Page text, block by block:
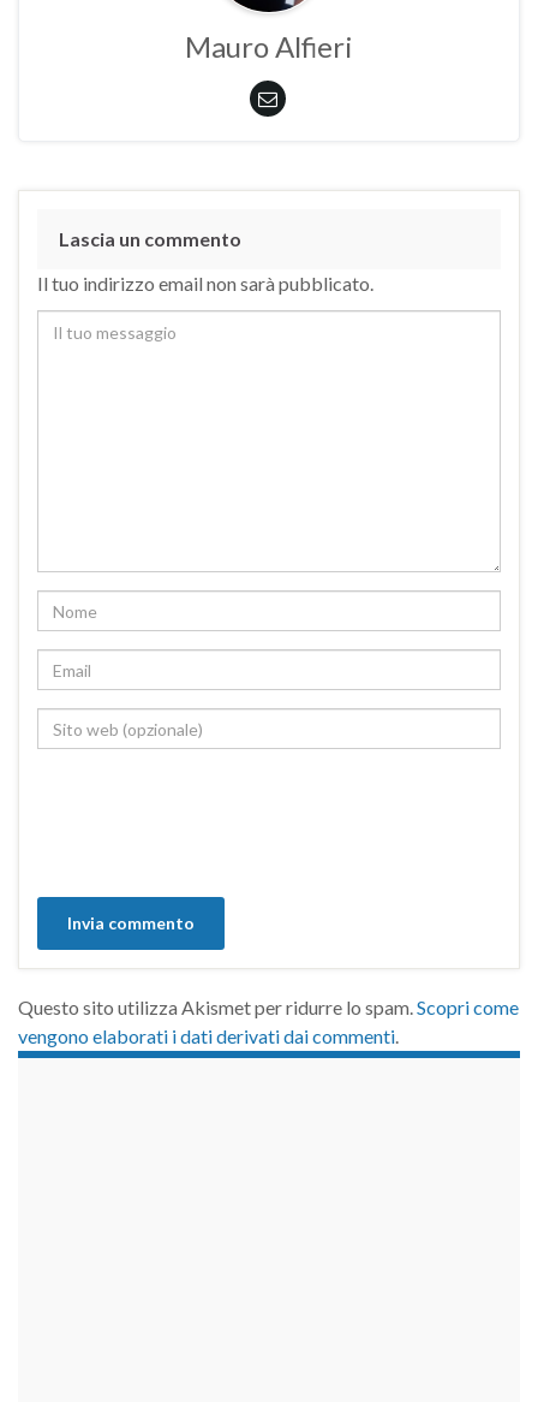
Mauro Alfieri
Lascia un commento
Il tuo indirizzo email non sarà pubblicato.
Questo sito utilizza Akismet per ridurre lo spam.Scopri come
vengono elaborati i dati derivati dai commenti.